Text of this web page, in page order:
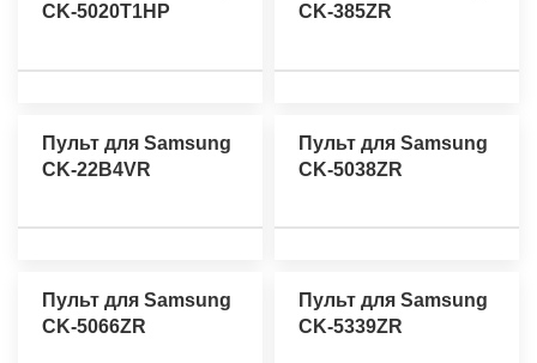
CK-5020T1HP
CK-385ZR
Пульт для Samsung
CK-22B4VR
Пульт для Samsung
CK-5038ZR
Пульт для Samsung
CK-5066ZR
Пульт для Samsung
CK-5339ZR